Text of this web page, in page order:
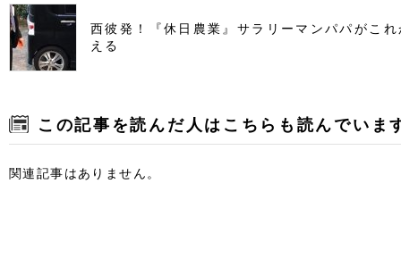
西彼発！『休日農業』サラリーマンパパがこ
える
この記事を読んだ人はこちらも読んでいま
関連記事はありません。